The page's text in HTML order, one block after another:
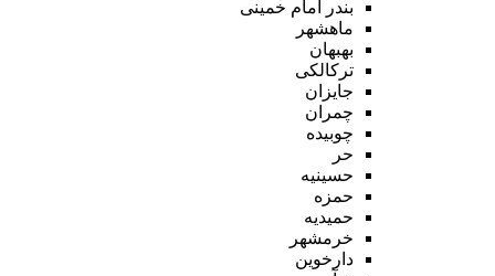
بندر امام خمینی
ماهشهر
بهبهان
ترکالکی
جایزان
چمران
چوبیده
حر
حسینیه
حمزه
حمیدیه
خرمشهر
دارخوین